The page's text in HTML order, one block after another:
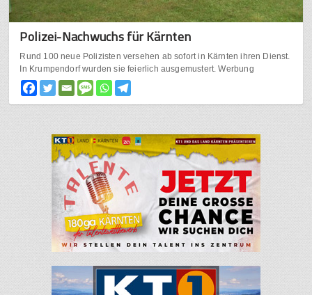
Polizei-Nachwuchs für Kärnten
Rund 100 neue Polizisten versehen ab sofort in Kärnten ihren Dienst.
In Krumpendorf wurden sie feierlich ausgemustert. Werbung